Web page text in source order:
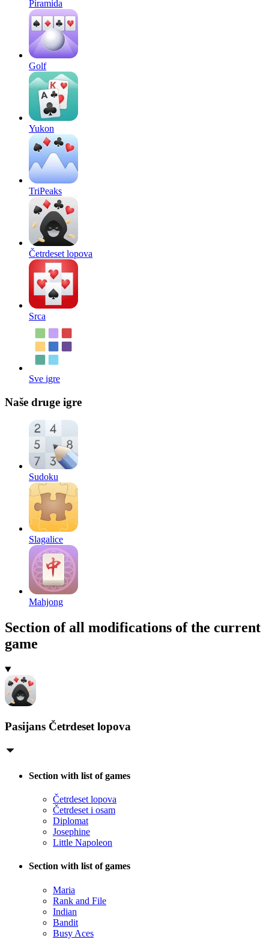
Piramida
Golf
Yukon
TriPeaks
Četrdeset lopova
Srca
Sve igre
Naše druge igre
Sudoku
Slagalice
Mahjong
Section of all modifications of the current
game
Pasijans Četrdeset lopova
Section with list of games
Četrdeset lopova
Četrdeset i osam
Diplomat
Josephine
Little Napoleon
Section with list of games
Maria
Rank and File
Indian
Bandit
Busy Aces